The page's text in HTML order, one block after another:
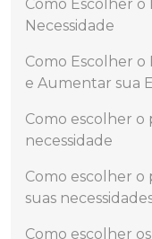
Como Escolher o
Necessidade
Como Escolher
e Aumentar sua
Como escolher o
necessidade
Como escolher o
suas
Como escolher